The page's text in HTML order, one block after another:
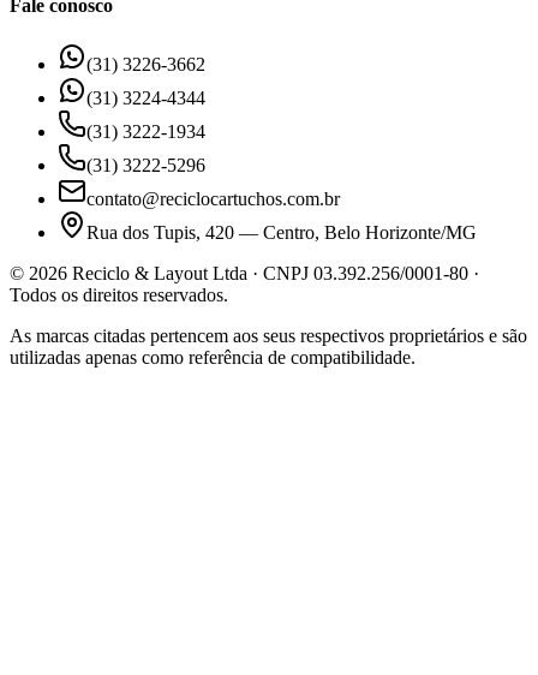
Fale conosco
(31) 3226-3662
(31) 3224-4344
(31) 3222-1934
(31) 3222-5296
contato@reciclocartuchos.com.br
Rua dos Tupis, 420 — Centro, Belo Horizonte/MG
© 2026 Reciclo & Layout Ltda · CNPJ 03.392.256/0001-80 ·
Todos os direitos reservados.
As marcas citadas pertencem aos seus respectivos proprietários e são
utilizadas apenas como referência de compatibilidade.